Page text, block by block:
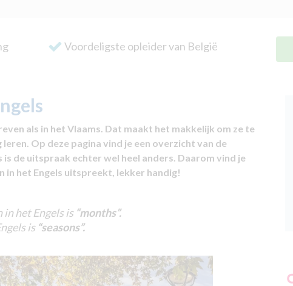
Voordeligste opleider van België
als in het Vlaams. Dat maakt het makkelijk om ze te
Op deze pagina vind je een overzicht van de
is de uitspraak echter wel heel anders. Daarom vind je
in het Engels uitspreekt, lekker handig!
in het Engels is “months”.
is “seasons”.